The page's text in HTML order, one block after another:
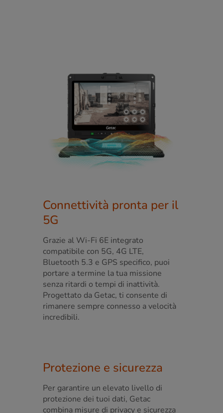
Connettività pronta per il
5G
Grazie al Wi-Fi 6E integrato
compatibile con 5G, 4G LTE,
Bluetooth 5.3 e GPS specifico, puoi
portare a termine la tua missione
senza ritardi o tempi di inattività.
Progettato da Getac, ti consente di
rimanere sempre connesso a velocità
incredibili.
Protezione e sicurezza
Per garantire un elevato livello di
protezione dei tuoi dati, Getac
combina misure di privacy e sicurezza